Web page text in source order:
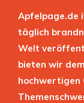
Apfelpage.de
täglich
Welt
bieten wir
hochwertigen